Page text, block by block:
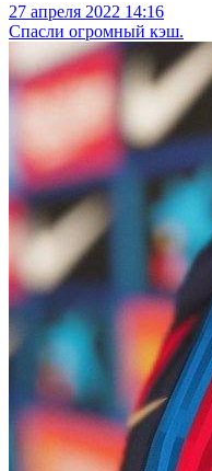
27 апреля 2022 14:16
Спасли огромный кэш.